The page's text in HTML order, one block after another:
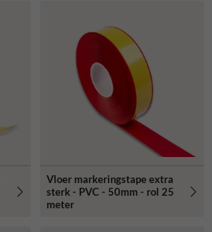
Vloer markeringstape extra
sterk - PVC - 50mm - rol 25
meter